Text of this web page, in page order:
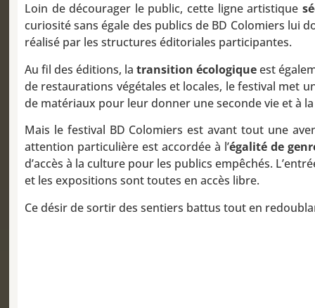
Loin de décourager le public, cette ligne artistique
curiosité sans égale des publics de BD Colomiers lui
réalisé par les structures éditoriales participantes.
Au fil des éditions, la transition écologiqueest
de restaurations végétales et locales, le festival met
de matériaux pour leur donner une seconde vie et à
Mais le festival BD Colomiers est avant tout une
attention particulière est accordée à l’égalité de
d’accès à la culture pour les publics empêchés.
et les expositions sont toutes en accès libre.
Ce désir de sortir des sentiers battus tout en